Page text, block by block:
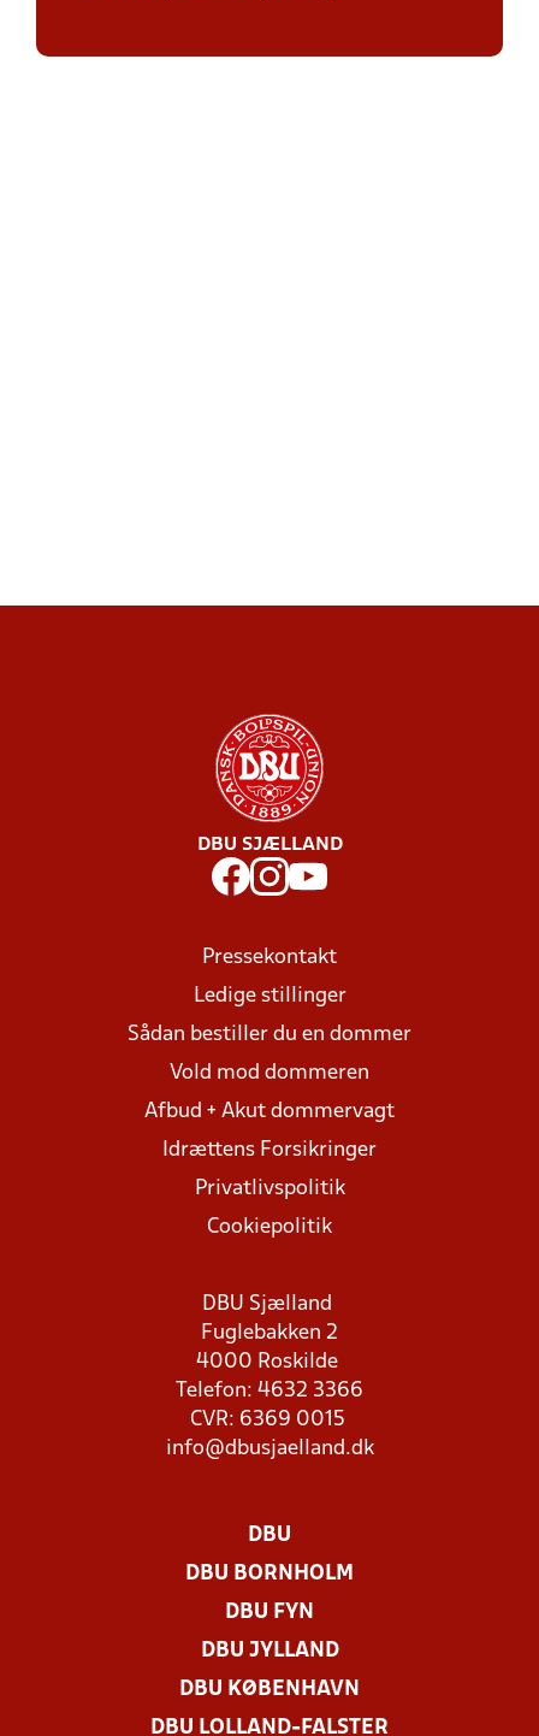
DBU SJÆLLAND
Pressekontakt
Ledige stillinger
Sådan bestiller du en dommer
Vold mod dommeren
Afbud + Akut dommervagt
Idrættens Forsikringer
Privatlivspolitik
Cookiepolitik
DBU Sjælland
Fuglebakken 2
4000 Roskilde
Telefon: 4632 3366
CVR: 6369 0015
info@dbusjaelland.dk
DBU
DBU BORNHOLM
DBU FYN
DBU JYLLAND
DBU KØBENHAVN
DBU LOLLAND-FALSTER